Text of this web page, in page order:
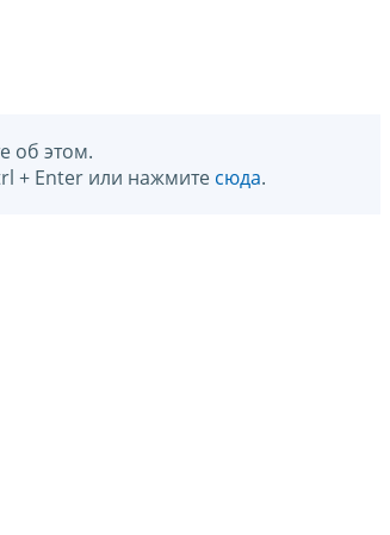
об этом.
+ Enter или нажмите сюда.